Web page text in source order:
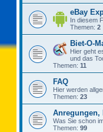
eBay
In diesem
Themen: 2
Biet-O-
Hier geht
und das
Themen: 11
FAQ
Hier werden
Themen: 23
Was Sie schon
Themen: 99